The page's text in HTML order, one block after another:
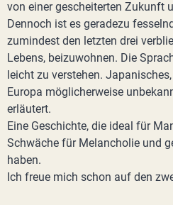
von einer gescheiterten Zukunft
Dennoch ist es geradezu
zumindest den letzten drei
Lebens, beizuwohnen. Die
leicht zu verstehen.
Europa möglicherweise
erläutert.
Eine Geschichte, die ideal für
Schwäche für Melancholie und
haben.
Ich freue mich schon auf den